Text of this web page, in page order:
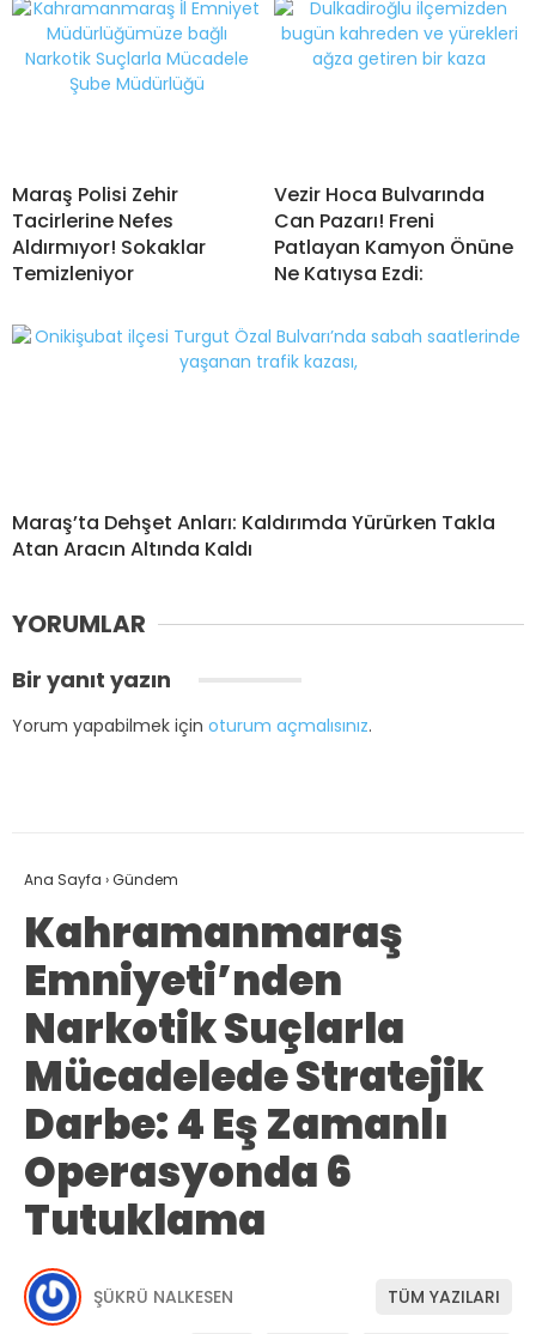
Maraş Polisi Zehir
Tacirlerine Nefes
Aldırmıyor! Sokaklar
Temizleniyor
Vezir Hoca Bulvarında
Can Pazarı! Freni
Patlayan Kamyon Önüne
Ne Katıysa Ezdi:
Maraş’ta Dehşet Anları: Kaldırımda Yürürken Takla
Atan Aracın Altında Kaldı
YORUMLAR
Bir yanıt yazın
Yorum yapabilmek için oturum açmalısınız.
Ana Sayfa ›Gündem
Kahramanmaraş
Emniyeti’nden
Narkotik Suçlarla
Mücadelede Stratejik
Darbe: 4 Eş Zamanlı
Operasyonda 6
Tutuklama
ŞÜKRÜ NALKESEN TÜM YAZILARI